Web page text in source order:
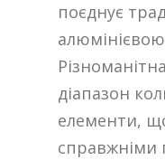
поєднує
діапазон
елементи,
справжніми